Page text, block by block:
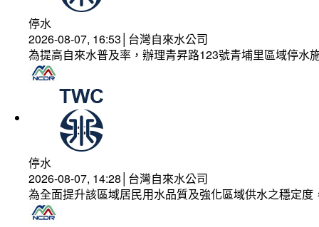
停水
2026-08-07, 16:53│台灣自來水公司
為提高自來水普及率，辦理青昇路123號青埔里區域停水
停水
2026-08-07, 14:28│台灣自來水公司
為全面提升該區域居民用水品質及強化區域供水之穩定